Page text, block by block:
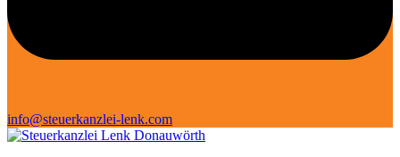
info@steuerkanzlei-lenk.com